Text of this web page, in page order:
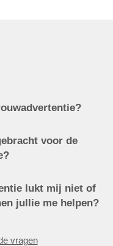
voor de
lukt mij niet of
jullie me helpen?
vragen